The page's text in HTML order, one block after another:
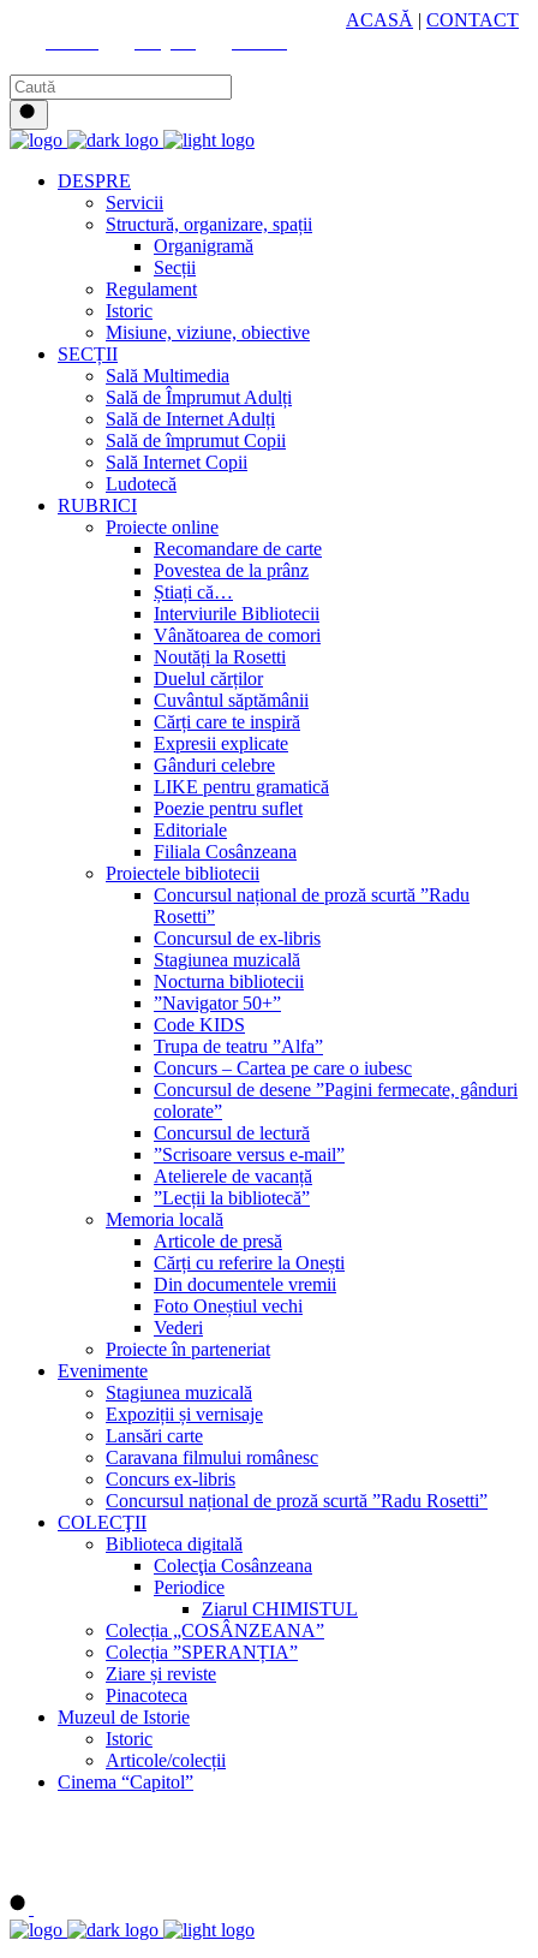
ACASĂ | CONTACT
DESPRE
Servicii
Structură, organizare, spații
Organigramă
Secții
Regulament
Istoric
Misiune, viziune, obiective
SECȚII
Sală Multimedia
Sală de Împrumut Adulți
Sală de Internet Adulți
Sală de împrumut Copii
Sală Internet Copii
Ludotecă
RUBRICI
Proiecte online
Recomandare de carte
Povestea de la prânz
Știați că…
Interviurile Bibliotecii
Vânătoarea de comori
Noutăți la Rosetti
Duelul cărților
Cuvântul săptămânii
Cărți care te inspiră
Expresii explicate
Gânduri celebre
LIKE pentru gramatică
Poezie pentru suflet
Editoriale
Filiala Cosânzeana
Proiectele bibliotecii
Concursul național de proză scurtă ”Radu
Rosetti”
Concursul de ex-libris
Stagiunea muzicală
Nocturna bibliotecii
”Navigator 50+”
Code KIDS
Trupa de teatru ”Alfa”
Concurs – Cartea pe care o iubesc
Concursul de desene ”Pagini fermecate, gânduri
colorate”
Concursul de lectură
”Scrisoare versus e-mail”
Atelierele de vacanță
”Lecții la bibliotecă”
Memoria locală
Articole de presă
Cărți cu referire la Onești
Din documentele vremii
Foto Oneștiul vechi
Vederi
Proiecte în parteneriat
Evenimente
Stagiunea muzicală
Expoziții și vernisaje
Lansări carte
Caravana filmului românesc
Concurs ex-libris
Concursul național de proză scurtă ”Radu Rosetti”
COLECŢII
Biblioteca digitală
Colecţia Cosânzeana
Periodice
Ziarul CHIMISTUL
Colecția „COSÂNZEANA”
Colecția ”SPERANȚIA”
Ziare și reviste
Pinacoteca
Muzeul de Istorie
Istoric
Articole/colecții
Cinema “Capitol”